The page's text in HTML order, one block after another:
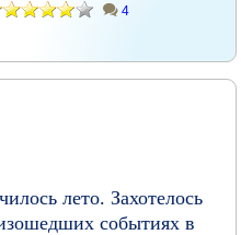
4
лето. Захотелось
событиях в